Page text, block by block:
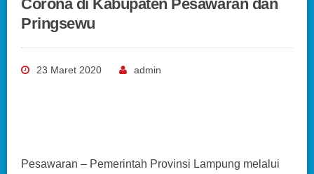
Corona di Kabupaten Pesawaran dan
Pringsewu
23 Maret 2020 admin
Pesawaran – Pemerintah Provinsi Lampung melalui